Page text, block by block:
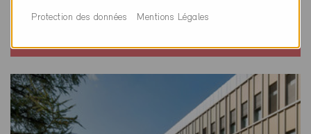
Nouvelle construction, Habitat collectif
Protection des données Mentions Légales